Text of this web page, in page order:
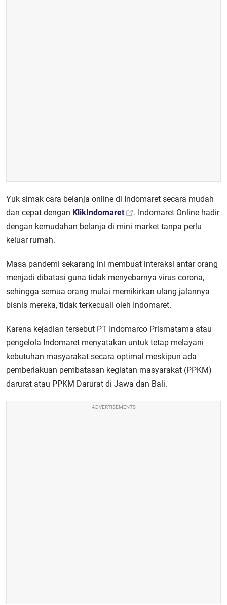
Yuk simak cara belanja online di Indomaret secara mudah
dan cepat dengan KlikIndomaret
. Indomaret Online hadir
dengan kemudahan belanja di mini market tanpa perlu
keluar rumah.
Masa pandemi sekarang ini membuat interaksi antar orang
menjadi dibatasi guna tidak menyebarnya virus corona,
sehingga semua orang mulai memikirkan ulang jalannya
bisnis mereka, tidak terkecuali oleh Indomaret.
Karena kejadian tersebut PT Indomarco Prismatama atau
pengelola Indomaret menyatakan untuk tetap melayani
kebutuhan masyarakat secara optimal meskipun ada
pemberlakuan pembatasan kegiatan masyarakat (PPKM)
darurat atau PPKM Darurat di Jawa dan Bali.
ADVERTISEMENTS